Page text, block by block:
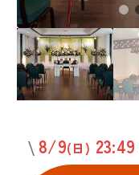
8/9(日) 23:49